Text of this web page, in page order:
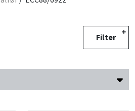
Filter